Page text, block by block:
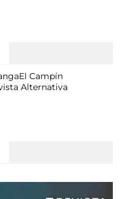
El Campín
Alternativa